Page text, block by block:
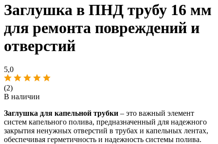
Заглушка в ПНД трубу 16 мм
для ремонта повреждений и
отверстий
5,0
(2)
В наличии
Заглушка для капельной трубки – это важный элемент
систем капельного полива, предназначенный для надежного
закрытия ненужных отверстий в трубах и капельных лентах,
обеспечивая герметичность и надежность системы полива.